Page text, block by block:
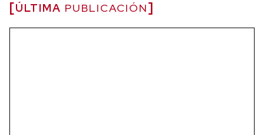
ÚLTIMA PUBLICACIÓN